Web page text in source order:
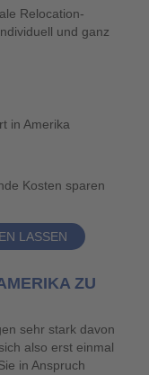
Relocation-
und ganz
in Amerika
Kosten sparen
LASSEN
ZU
sehr stark davon
also erst einmal
in Anspruch